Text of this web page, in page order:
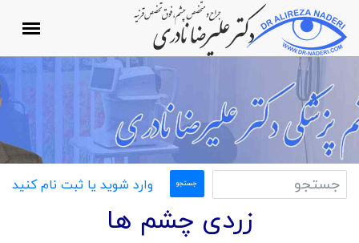
وارد شوید یا ثبت نام کنید
زردی چشم ها